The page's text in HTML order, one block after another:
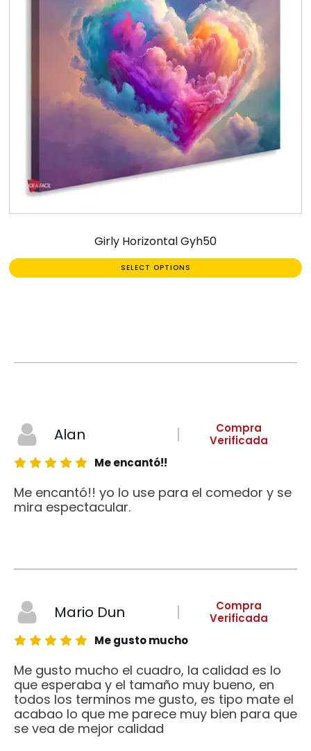
Girly Horizontal Gyh50
SELECT OPTIONS
Alan
Compra
Verificada
Me encantó!!
Me encantó!! yo lo use para el comedor y se
mira espectacular.
Mario Dun
Compra
Verificada
Me gusto mucho
Me gusto mucho el cuadro, la calidad es lo
que esperaba y el tamaño muy bueno, en
todos los terminos me gusto, es tipo mate el
acabao lo que me parece muy bien para que
se vea de mejor calidad